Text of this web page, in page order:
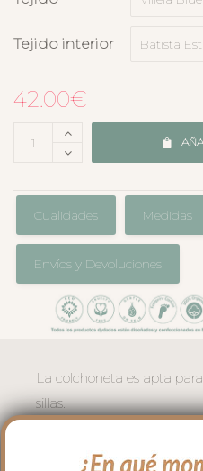
Tejido interior
42.00€
Cualidades Medidas
Envíos y Devoluciones
La colchoneta es apta
sillas.
Por el otro lado en tejido